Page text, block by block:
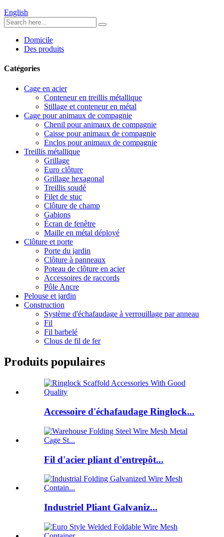
English
Domicile
Des produits
Catégories
Cage en acier
Conteneur en treillis métallique
Stillage et conteneur en métal
Cage pour animaux de compagnie
Chenil pour animaux de compagnie
Caisse pour animaux de compagnie
Enclos pour animaux de compagnie
Treillis métallique
Grillage
Euro clôture
Grillage hexagonal
Treillis soudé
Filet de stuc
Clôture de champ
Gabions
Écran de fenêtre
Maille en métal déployé
Clôture et porte
Porte du jardin
Clôture à panneaux
Poteau de clôture en acier
Accessoires de raccords
Pôle Ancre
Pelouse et jardin
Construction
Système d'échafaudage à verrouillage par anneau
Fil
Fil barbelé
Clous de fil de fer
Produits populaires
Accessoire d'échafaudage Ringlock...
Fil d'acier pliant d'entrepôt...
Industriel Pliant Galvaniz...